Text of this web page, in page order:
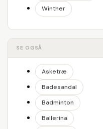
Winther
SE OGSÅ
Asketræ
Badesandal
Badminton
Ballerina